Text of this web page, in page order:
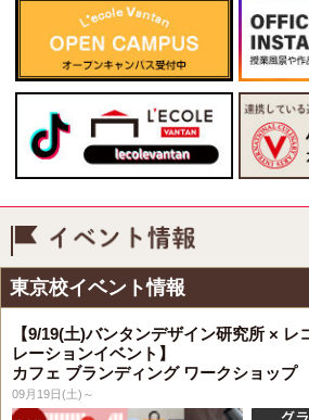
東京校イベント情報
【9/19(土)バンタンデザイン研究所 ×
レーションイベント】
カフェ ブランディング ワークショップ
09月19日(土)～